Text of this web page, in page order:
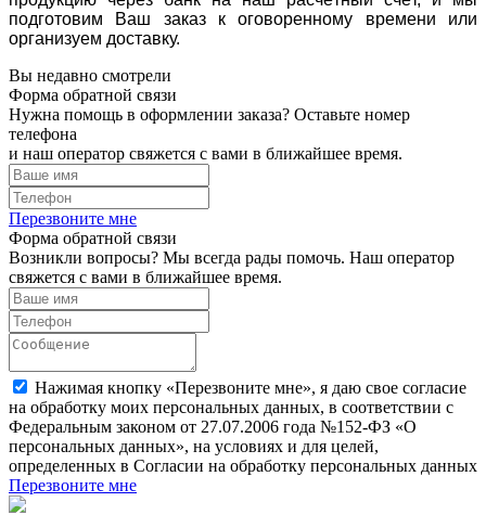
подготовим Ваш заказ к оговоренному времени или
организуем доставку.
Вы недавно смотрели
Форма обратной связи
Нужна помощь в оформлении заказа? Оставьте номер
телефона
и наш оператор свяжется с вами в ближайшее время.
Перезвоните мне
Форма обратной связи
Возникли вопросы? Мы всегда рады помочь. Наш оператор
свяжется с вами в ближайшее время.
Нажимая кнопку «Перезвоните мне», я даю свое согласие
на обработку моих персональных данных, в соответствии с
Федеральным законом от 27.07.2006 года №152-ФЗ «О
персональных данных», на условиях и для целей,
определенных в Согласии на обработку персональных данных
Перезвоните мне